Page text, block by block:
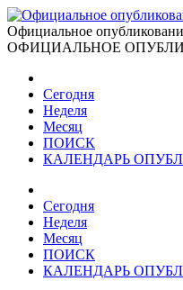
Официальное
ОФИЦИАЛЬНОЕ
Сегодня
Неделя
Месяц
ПОИСК
КАЛЕНДАРЬ
Сегодня
Неделя
Месяц
ПОИСК
КАЛЕНДАРЬ